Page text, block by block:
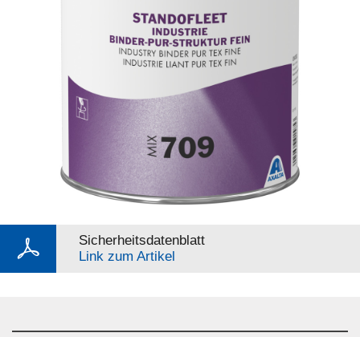
Sicherheitsdatenblatt
Link zum Artikel